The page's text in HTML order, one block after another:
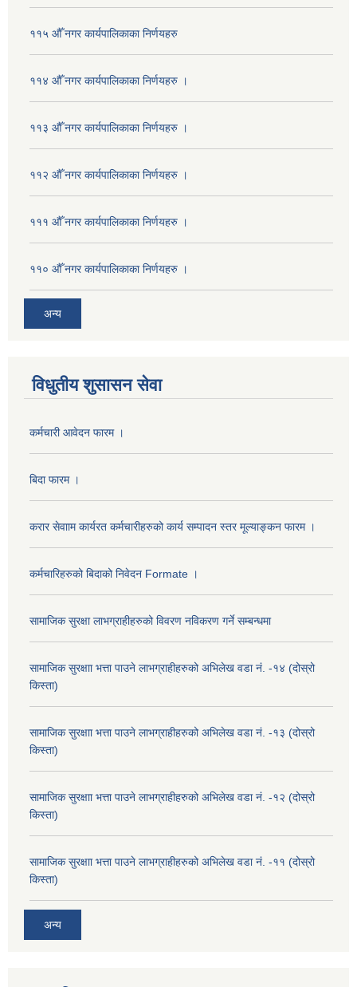
११५ औँ नगर कार्यपालिकाका निर्णयहरु
११४ औँ नगर कार्यपालिकाका निर्णयहरु ।
११३ औँ नगर कार्यपालिकाका निर्णयहरु ।
११२ औँ नगर कार्यपालिकाका निर्णयहरु ।
१११ औँ नगर कार्यपालिकाका निर्णयहरु ।
११० औँ नगर कार्यपालिकाका निर्णयहरु ।
अन्य
विधुतीय शुसासन सेवा
कर्मचारी आवेदन फारम ।
बिदा फारम ।
करार सेवााम कार्यरत कर्मचारीहरुको कार्य सम्पादन स्तर मूल्याङ्कन फारम ।
कर्मचारिहरुको बिदाको निवेदन Formate ।
सामाजिक सुरक्षा लाभग्राहीहरुको विवरण नविकरण गर्ने सम्बन्धमा
सामाजिक सुरक्षाा भत्ता पाउने लाभग्राहीहरुको अभिलेख वडा नं. -१४ (दोस्रो
किस्ता)
सामाजिक सुरक्षाा भत्ता पाउने लाभग्राहीहरुको अभिलेख वडा नं. -१३ (दोस्रो
किस्ता)
सामाजिक सुरक्षाा भत्ता पाउने लाभग्राहीहरुको अभिलेख वडा नं. -१२ (दोस्रो
किस्ता)
सामाजिक सुरक्षाा भत्ता पाउने लाभग्राहीहरुको अभिलेख वडा नं. -११ (दोस्रो
किस्ता)
अन्य